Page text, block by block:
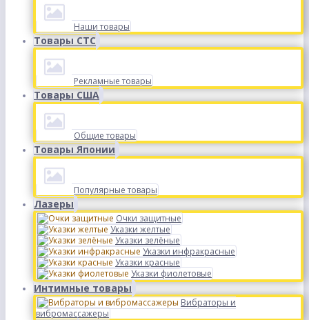
Наши товары
Товары СТС
Рекламные товары
Товары США
Общие товары
Товары Японии
Популярные товары
Лазеры
Очки защитные
Указки желтые
Указки зелёные
Указки инфракрасные
Указки красные
Указки фиолетовые
Интимные товары
Вибраторы и
вибромассажеры